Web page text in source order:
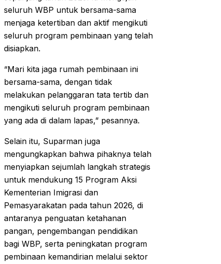
seluruh WBP untuk bersama-sama
menjaga ketertiban dan aktif mengikuti
seluruh program pembinaan yang telah
disiapkan.
“Mari kita jaga rumah pembinaan ini
bersama-sama, dengan tidak
melakukan pelanggaran tata tertib dan
mengikuti seluruh program pembinaan
yang ada di dalam lapas,” pesannya.
Selain itu, Suparman juga
mengungkapkan bahwa pihaknya telah
menyiapkan sejumlah langkah strategis
untuk mendukung 15 Program Aksi
Kementerian Imigrasi dan
Pemasyarakatan pada tahun 2026, di
antaranya penguatan ketahanan
pangan, pengembangan pendidikan
bagi WBP, serta peningkatan program
pembinaan kemandirian melalui sektor